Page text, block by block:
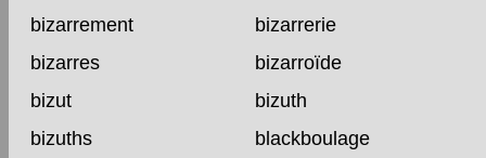
bizarrement
bizarrerie
bizarres
bizarroïde
bizut
bizuth
bizuths
blackboulage